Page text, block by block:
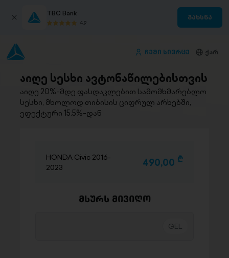
TBC Bank
4.9
გახსნა
ჩემი სივრცე ქარ
აიღე სესხი ავტონაწილებისთვის
აიღე 20%-მდე ფასდაკლებით სამომხმარებლო
სესხი, მხოლოდ თიბისის ციფრულ არხებში,
ეფექტური 15.5%-დან
HONDA Civic 2016-
2023
490,00 D
მსურს მივიღო